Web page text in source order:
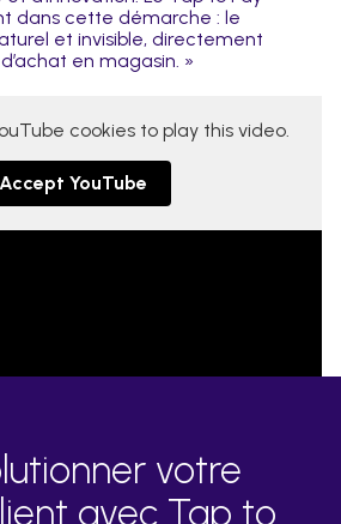
dans cette démarche : le
et invisible, directement
en magasin. »
cookies to play this video.
Accept YouTube
votre
avec Tap to